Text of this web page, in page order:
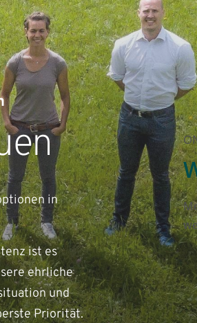
in
ist es
ehrliche
und
Priorität.